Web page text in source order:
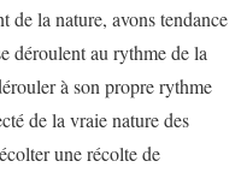
de la nature, avons tendance
déroulent au rythme de la
à son propre rythme
de la vraie nature des
une récolte de